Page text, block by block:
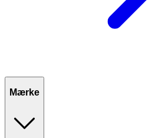
Mærke